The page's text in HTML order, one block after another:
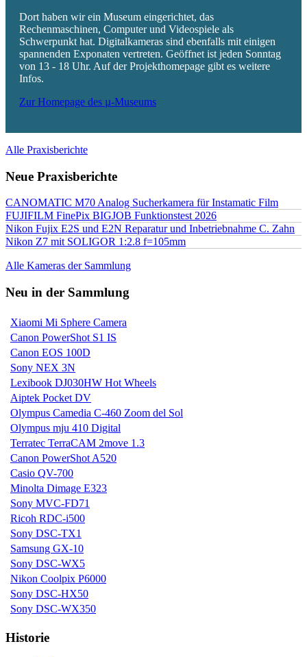
Dort haben wir ein Museum eingerichtet, das
Rechenmaschinen, Computer und Videospiele als
Schwerpunkt hat. Digitalkameras sind ebenfalls mit einigen
spannenden Exponaten vertreten. Geöffnet ist jeden Sonntag
von 13 - 18 Uhr. Auf der Projekthomepage gibt es weitere
Infos.
Zur Homepage des µ-Museums
Alle Praxisberichte
Neue Praxisberichte
CANOMATIC M70 Analog Sucherkamera für Instamatic Film
FUJIFILM FinePix BIGJOB Funktionstest 2026
Nikon Fujix E2S und E2N Reparatur und Inbetriebnahme C. Zahn
Nikon Z7 mit SOLIGOR 1:2.8 f=105mm
Alle Kameras der Sammlung
Neu in der Sammlung
Xiaomi Mi Sphere Camera
Canon PowerShot S1 IS
Canon EOS 100D
Sony NEX 3N
Lexibook DJ030HW Hot Wheels
Aiptek Pocket DV
Olympus Camedia C-460 Zoom del Sol
Olympus mju 410 Digital
Terratec TerraCAM 2move 1.3
Canon PowerShot A520
Casio QV-700
Minolta Dimage E323
Sony MVC-FD71
Ricoh RDC-i500
Sony DSC-TX1
Samsung GX-10
Sony DSC-WX5
Nikon Coolpix P6000
Sony DSC-HX50
Sony DSC-WX350
Historie